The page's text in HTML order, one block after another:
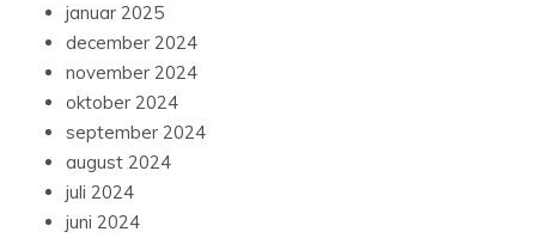
januar 2025
december 2024
november 2024
oktober 2024
september 2024
august 2024
juli 2024
juni 2024